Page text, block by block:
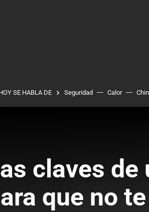
SE HABLA DE Seguridad Calor
claves
que no